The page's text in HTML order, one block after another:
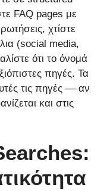
FAQ pages με
χτίστε
(social media,
ότι το όνομά
πηγές. Τα
τις πηγές — αν
και στις